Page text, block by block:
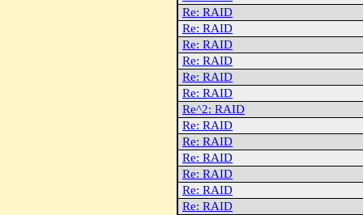
Re: RAID
Re: RAID
Re: RAID
Re: RAID
Re: RAID
Re: RAID
Re^2: RAID
Re: RAID
Re: RAID
Re: RAID
Re: RAID
Re: RAID
Re: RAID